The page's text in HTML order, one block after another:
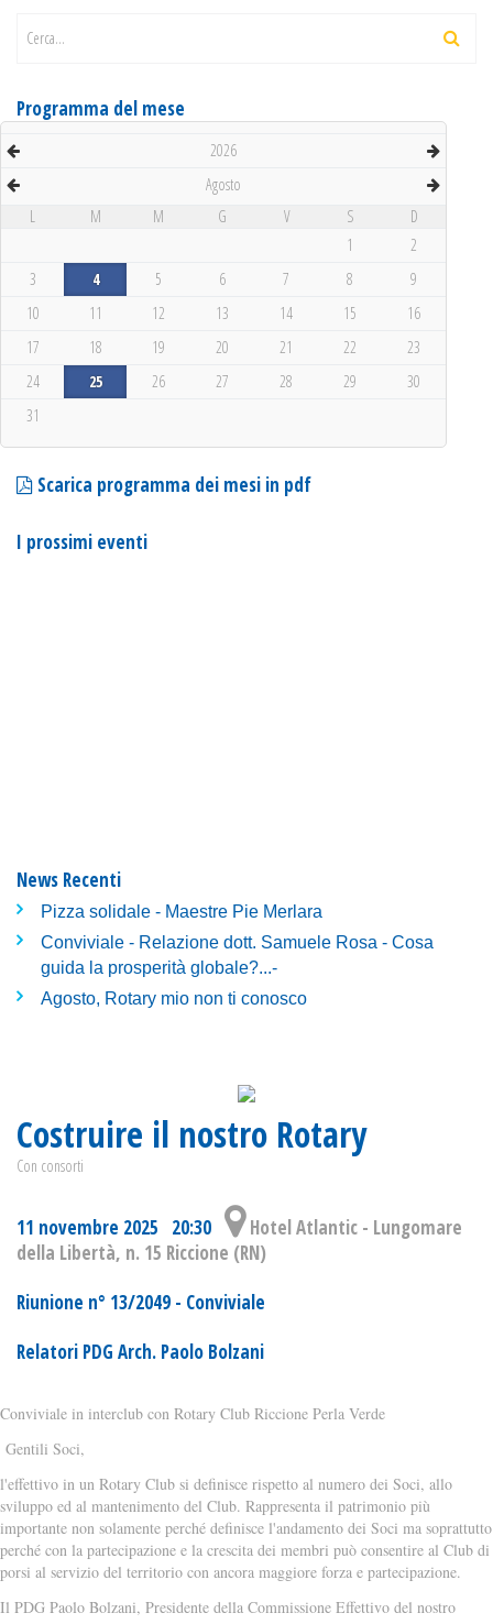
Cerca...
Programma del mese
2026
Agosto
L
M M G V S
D
1
2
3
4 5 6 7 8
9
10
11 12 13 14 15
16
17
18 19 20 21 22
23
24
25 26 27 28 29
30
31
Scarica programma dei mesi in pdf
I prossimi eventi
News Recenti
Pizza solidale - Maestre Pie Merlara
Conviviale - Relazione dott. Samuele Rosa - Cosa
guida la prosperità globale?...-
Agosto, Rotary mio non ti conosco
Costruire il nostro Rotary
Con consorti
11 novembre 2025 20:30
Hotel Atlantic - Lungomare
della Libertà, n. 15 Riccione (RN)
Riunione n° 13/2049 - Conviviale
Relatori PDG Arch. Paolo Bolzani
Conviviale in interclub con Rotary Club Riccione Perla Verde
Gentili Soci,
l'effettivo in un Rotary Club si definisce rispetto al numero dei Soci, allo
sviluppo ed al mantenimento del Club. Rappresenta il patrimonio più
importante non solamente perché definisce l'andamento dei Soci ma soprattutto
perché con la partecipazione e la crescita dei membri può consentire al Club di
porsi al servizio del territorio con ancora maggiore forza e partecipazione.
Il PDG Paolo Bolzani, Presidente della Commissione Effettivo del nostro